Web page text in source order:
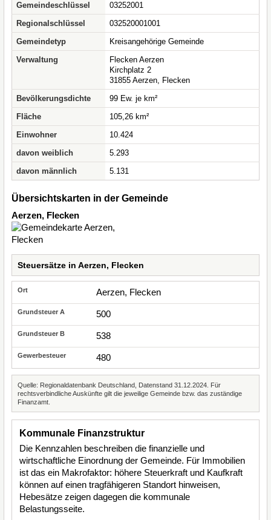
Gemeindeschlüssel
03252001
Regionalschlüssel
032520001001
Gemeindetyp
Kreisangehörige Gemeinde
Verwaltung
Flecken Aerzen
Kirchplatz 2
31855 Aerzen, Flecken
Bevölkerungsdichte
99 Ew. je km²
Fläche
105,26 km²
Einwohner
10.424
davon weiblich
5.293
davon männlich
5.131
Übersichtskarten in der Gemeinde
Aerzen, Flecken
Steuersätze in Aerzen, Flecken
Aerzen, Flecken
500
538
480
Quelle: Regionaldatenbank Deutschland, Datenstand 31.12.2024. Für
rechtsverbindliche Auskünfte gilt die jeweilige Gemeinde bzw. das zuständige
Finanzamt.
Kommunale Finanzstruktur
Die Kennzahlen beschreiben die finanzielle und
wirtschaftliche Einordnung der Gemeinde. Für Immobilien
ist das ein Makrofaktor: höhere Steuerkraft und Kaufkraft
können auf einen tragfähigeren Standort hinweisen,
Hebesätze zeigen dagegen die kommunale
Belastungsseite.